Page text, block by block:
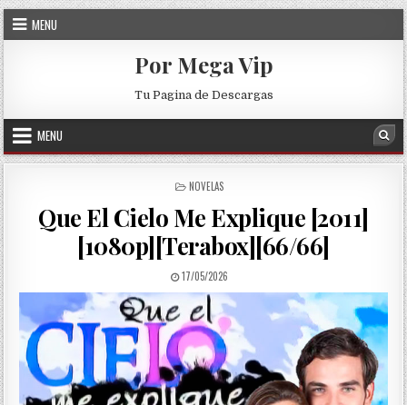
Skip to content
MENU
Por Mega Vip
Tu Pagina de Descargas
MENU
POSTED IN
NOVELAS
Que El Cielo Me Explique [2011]
[1080p][Terabox][66/66]
PUBLISHED DATE:
17/05/2026